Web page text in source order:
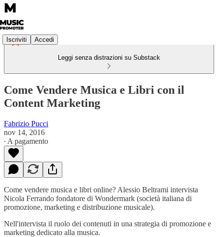
Iscriviti Accedi
Leggi senza distrazioni su Substack
Come Vendere Musica e Libri con il
Content Marketing
Fabrizio Pucci
nov 14, 2016
∙ A pagamento
Come vendere musica e libri online? Alessio Beltrami intervista
Nicola Ferrando fondatore di Wondermark (società italiana di
promozione, marketing e distribuzione musicale).
Nell'intervista il ruolo dei contenuti in una strategia di promozione e
marketing dedicato alla musica.